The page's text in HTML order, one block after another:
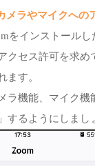
メラやマイクへの
をインストール
クセス許可を求め
ます。
ラ機能、マイク機
するようにしまし